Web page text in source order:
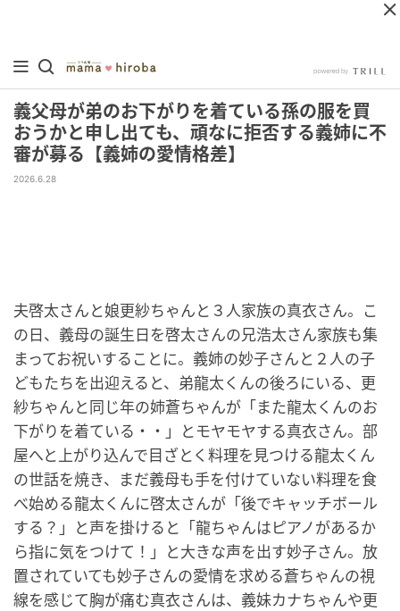
義父母が弟のお下がりを着ている孫の服を買
おうかと申し出ても、頑なに拒否する義姉に不
審が募る【義姉の愛情格差】
2026.6.28
夫啓太さんと娘更紗ちゃんと３人家族の真衣さん。こ
の日、義母の誕生日を啓太さんの兄浩太さん家族も集
まってお祝いすることに。義姉の妙子さんと２人の子
どもたちを出迎えると、弟龍太くんの後ろにいる、更
紗ちゃんと同じ年の姉蒼ちゃんが「また龍太くんのお
下がりを着ている・・」とモヤモヤする真衣さん。部
屋へと上がり込んで目ざとく料理を見つける龍太くん
の世話を焼き、まだ義母も手を付けていない料理を食
べ始める龍太くんに啓太さんが「後でキャッチボール
する？」と声を掛けると「龍ちゃんはピアノがあるか
ら指に気をつけて！」と大きな声を出す妙子さん。放
置されていても妙子さんの愛情を求める蒼ちゃんの視
線を感じて胸が痛む真衣さんは、義妹カナちゃんや更